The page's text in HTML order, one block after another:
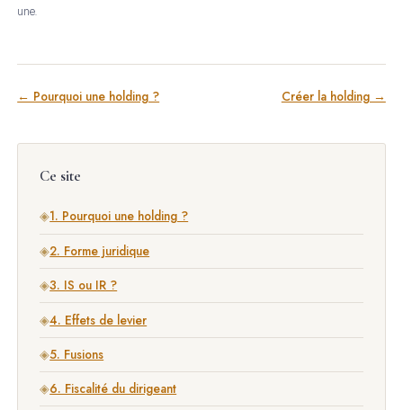
une.
← Pourquoi une holding ? Créer la holding →
Ce site
◈1. Pourquoi une holding ?
◈2. Forme juridique
◈3. IS ou IR ?
◈4. Effets de levier
◈5. Fusions
◈6. Fiscalité du dirigeant